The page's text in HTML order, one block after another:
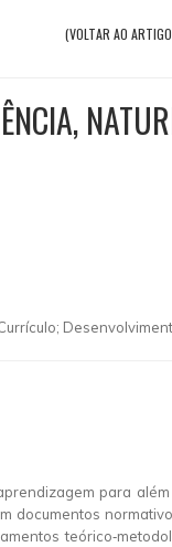
(VOLTAR AO
para
documentos